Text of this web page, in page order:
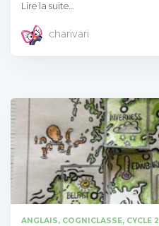
Lire la suite…
charivari
ANGLAIS COGNICLASSE CYCLE 2